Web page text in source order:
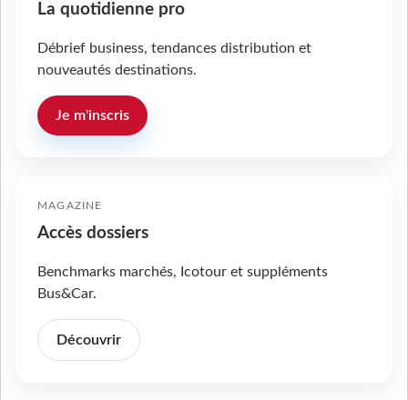
La quotidienne pro
Débrief business, tendances distribution et
nouveautés destinations.
Je m'inscris
MAGAZINE
Accès dossiers
Benchmarks marchés, Icotour et suppléments
Bus&Car.
Découvrir